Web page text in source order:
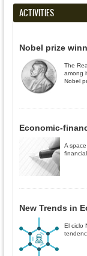
ACTIVITIES
Nobel prize
The
among
Nobel
Economic-
A
financial
New Trends in
El ciclo